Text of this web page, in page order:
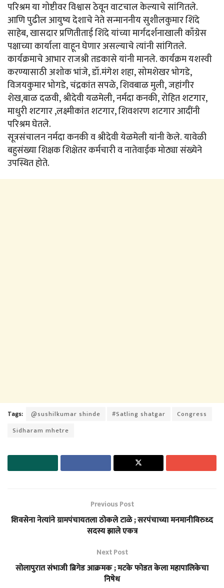
परिश्रम या गोष्टीवर विश्वास ठेवून वाटचाल केल्याचे सांगितले.
आणि पुढील आयुष्य देशाचे नेते सन्माननीय सुशीलकुमार शिंदे
साहेब, खासदार प्रणितीताई शिंदे यांच्या मार्गदर्शनाखाली काँग्रेस
पक्षाच्या कार्याला वाहून घेणार असल्याचे त्यांनी सांगितले.
कार्यक्रमाचे आभार राजश्री तडकासे यांनी मानले. कार्यक्रम यशस्वी
करण्यासाठी अशोक भांजे, डॉ.मंगेश शहा, सोमशेखर भोगडे,
विजयकुमार भोगडे, चंद्रकांत सपळे, शिवबाळ मुली, जहांगीर
शेख,बाळ दळवी, श्रीदेवी यळमेली, नर्मदा कनकी, रोहित शटगार,
माधुरी शटगार ,लक्ष्मीकांत शटगार, शिवशरण शटगार आदींनी
परिश्रम घेतले.
सूत्रसंचालन नर्मदा कनकी व श्रीदेवी येळमेली यांनी केले. यावेळी
बहुसंख्या शिक्षक शिक्षेतर कर्मचारी व नातेवाईक मोठ्या संख्येने
उपस्थित होते.
Tags: @sushilkumar shinde #Satling shatgar
Congress
Sidharam mhetre
Previous Post
शिवसेना नेत्यांने ग्रामपंचायतला ठोकले टाळे ; सरपंचाच्या मनमानीविरुध्द
सदस्य झाले एकत्र
Next Post
सोलापुरात संभाजी ब्रिगेड आक्रमक ; मटके फोडत केला महापालिकेचा
निषेध